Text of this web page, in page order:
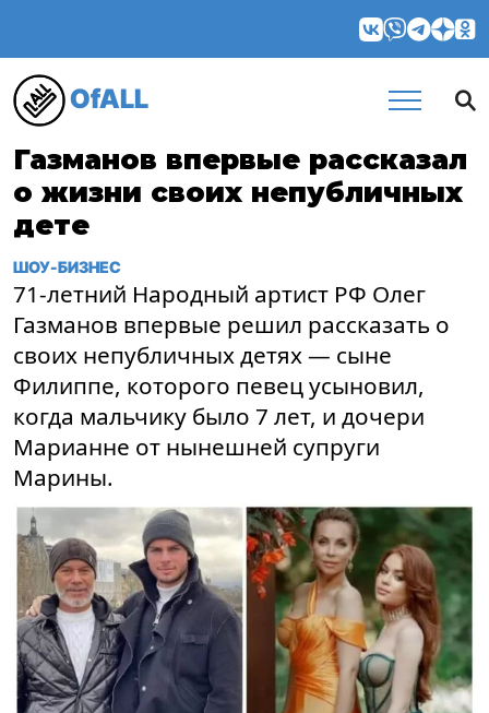
OfALL
Газманов впервые рассказал
о жизни своих непубличных
дете
ШОУ-БИЗНЕС
71-летний Народный артист РФ Олег
Газманов впервые решил рассказать о
своих непубличных детях — сыне
Филиппе, которого певец усыновил,
когда мальчику было 7 лет, и дочери
Марианне от нынешней супруги
Марины.